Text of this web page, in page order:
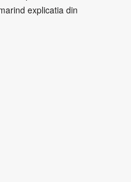
explicatia din